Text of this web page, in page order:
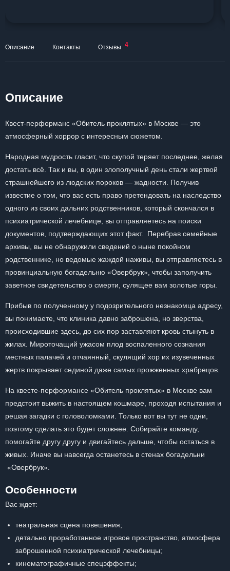
Описание Контакты Отзывы 4
Описание
Квест-перформанс «Обитель проклятых» в Москве — это
атмосферный хоррор с интересным сюжетом.
Народная мудрость гласит, что скупой теряет последнее, желая
достать всё. Так и вы, в один злополучный день стали жертвой
страшнейшего из людских пороков — жадности. Получив
известие о том, что вас есть право претендовать на наследство
одного из своих дальних родственников, который скончался в
психиатрической лечебнице, вы отправляетесь на поиски
документов, подтверждающих этот факт. Перебрав семейные
архивы, вы не обнаружили сведений о ныне покойном
родственнике, но ведомые жаждой наживы, вы отправляетесь в
провинциальную богадельню «Овербрук», чтобы заполучить
заветное свидетельство о смерти, сулящее вам золотые горы.
Прибыв по полученному у подозрительного незнакомца адресу,
вы понимаете, что клиника давно заброшена, но зверства,
происходившие здесь, до сих пор заставляют кровь стынуть в
жилах. Мироточащий ужасом плод воспаленного сознания
местных палачей и отчаянный, скулящий хор их изувеченных
жертв покрывает сединой даже самых прожженных храбрецов.
На квесте-перформансе «Обитель проклятых» в Москве вам
предстоит выжить в настоящем кошмаре, проходя испытания и
решая загадки с головоломками. Только вот вы тут не одни,
поэтому сделать это будет сложнее. Собирайте команду,
помогайте другу другу и двигайтесь дальше, чтобы остаться в
живых. Иначе вы навсегда останетесь в стенах богадельни
«Овербрук».
Особенности
Вас ждет:
театральная сцена повешения;
детально проработанное игровое пространство, атмосфера
заброшенной психиатрической лечебницы;
кинематографичные спецэффекты;